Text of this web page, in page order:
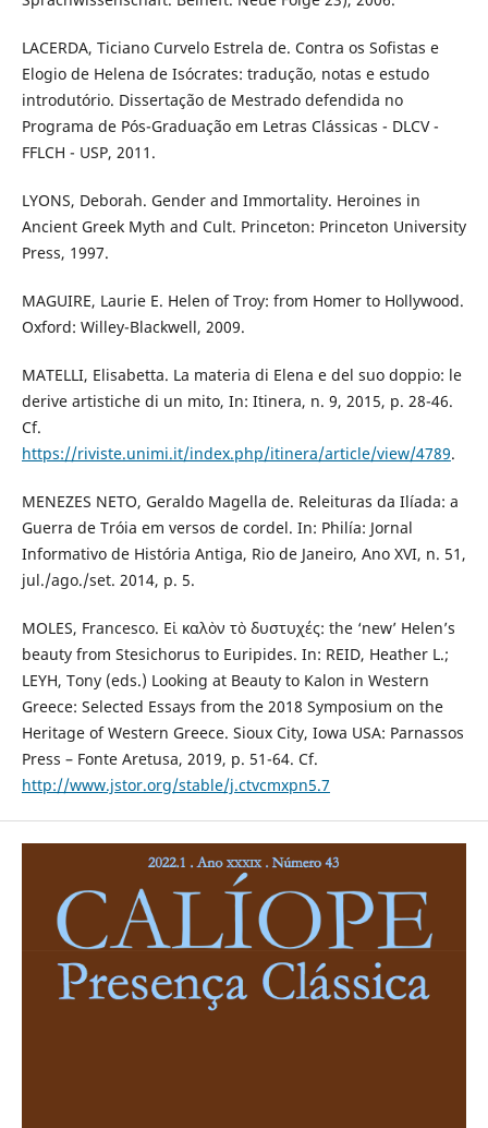
LACERDA, Ticiano Curvelo Estrela de. Contra os Sofistas e
Elogio de Helena de Isócrates: tradução, notas e estudo
introdutório. Dissertação de Mestrado defendida no
Programa de Pós-Graduação em Letras Clássicas - DLCV -
FFLCH - USP, 2011.
LYONS, Deborah. Gender and Immortality. Heroines in
Ancient Greek Myth and Cult. Princeton: Princeton University
Press, 1997.
MAGUIRE, Laurie E. Helen of Troy: from Homer to Hollywood.
Oxford: Willey-Blackwell, 2009.
MATELLI, Elisabetta. La materia di Elena e del suo doppio: le
derive artistiche di un mito, In: Itinera, n. 9, 2015, p. 28-46.
Cf.
https://riviste.unimi.it/index.php/itinera/article/view/4789.
MENEZES NETO, Geraldo Magella de. Releituras da Ilíada: a
Guerra de Tróia em versos de cordel. In: Philía: Jornal
Informativo de História Antiga, Rio de Janeiro, Ano XVI, n. 51,
jul./ago./set. 2014, p. 5.
MOLES, Francesco. Eἰ καλὸν τὸ δυστυχές: the ‘newʼ Helen’s
beauty from Stesichorus to Euripides. In: REID, Heather L.;
LEYH, Tony (eds.) Looking at Beauty to Kalon in Western
Greece: Selected Essays from the 2018 Symposium on the
Heritage of Western Greece. Sioux City, Iowa USA: Parnassos
Press – Fonte Aretusa, 2019, p. 51-64. Cf.
http://www.jstor.org/stable/j.ctvcmxpn5.7